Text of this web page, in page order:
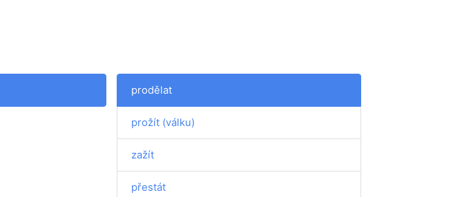
prodělat
prožít (válku)
zažít
přestát